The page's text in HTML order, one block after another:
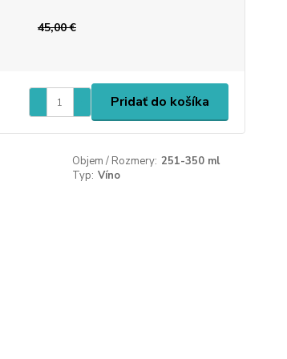
45,00 €
Pridať do košíka
Objem / Rozmery: 251-350 ml
Typ: Víno